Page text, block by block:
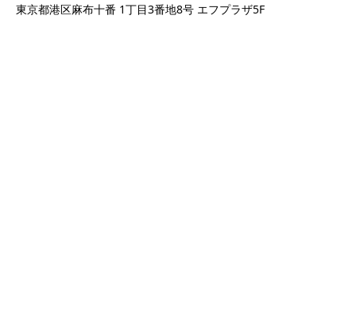
東京都港区麻布十番 1丁目3番地8号 エフプラザ5F